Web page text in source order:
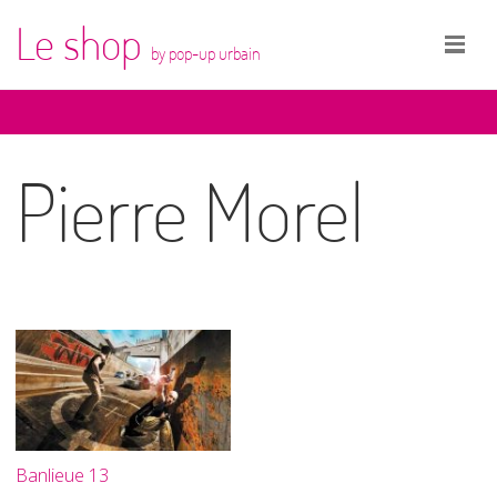
Le shop by pop-up urbain
Pierre Morel
Banlieue 13